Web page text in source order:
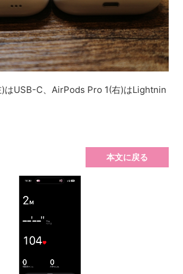
はUSB-C、AirPods Pro 1(右)はLightnin
本文に戻る